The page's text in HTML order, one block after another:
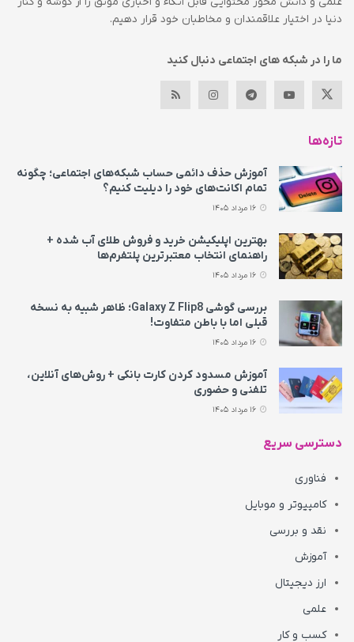
دنیا در اختیار علاقمندان و مخاطبان خود قرار دهیم.
ما را در شبکه های اجتماعی دنبال کنید
تازه‌ها
آموزش حذف دائمی حساب شبکه‌های اجتماعی؛ چگونه
تمام اکانت‌های خود را دیلیت کنیم؟
16 مرداد 1405
بهترین اپلیکیشن خرید و فروش طلای آب شده +
راهنمای انتخاب معتبرترین پلتفرم‌ها
16 مرداد 1405
بررسی گوشی Galaxy Z Flip8؛ ظاهر شبیه به نسخه
قبلی اما با باطن متفاوت!
16 مرداد 1405
آموزش مسدود کردن کارت بانکی + روش‌های آنلاین،
تلفنی و حضوری
16 مرداد 1405
دسترسی سریع
فناوری
کامپیوتر و موبایل
نقد و بررسی
آموزش
ارز دیجیتال
علمی
کسب و کار